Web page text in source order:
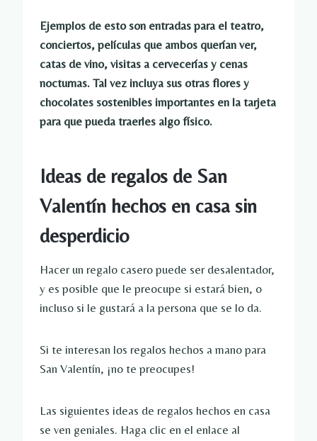
Ejemplos de esto son entradas para el teatro,
conciertos, películas que ambos querían ver,
catas de vino, visitas a cervecerías y cenas
nocturnas. Tal vez incluya sus otras flores y
chocolates sostenibles importantes en la tarjeta
para que pueda traerles algo físico.
Ideas de regalos de San
Valentín hechos en casa sin
desperdicio
Hacer un regalo casero puede ser desalentador,
y es posible que le preocupe si estará bien, o
incluso si le gustará a la persona que se lo da.
Si te interesan los regalos hechos a mano para
San Valentín, ¡no te preocupes!
Las siguientes ideas de regalos hechos en casa
se ven geniales. Haga clic en el enlace al